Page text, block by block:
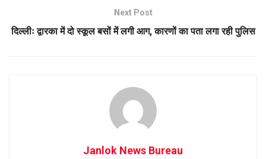
Next Post
दिल्लीः द्वारका में दो स्कूल बसों में लगी आग, कारणों का पता लगा रही पुलिस
Janlok News Bureau